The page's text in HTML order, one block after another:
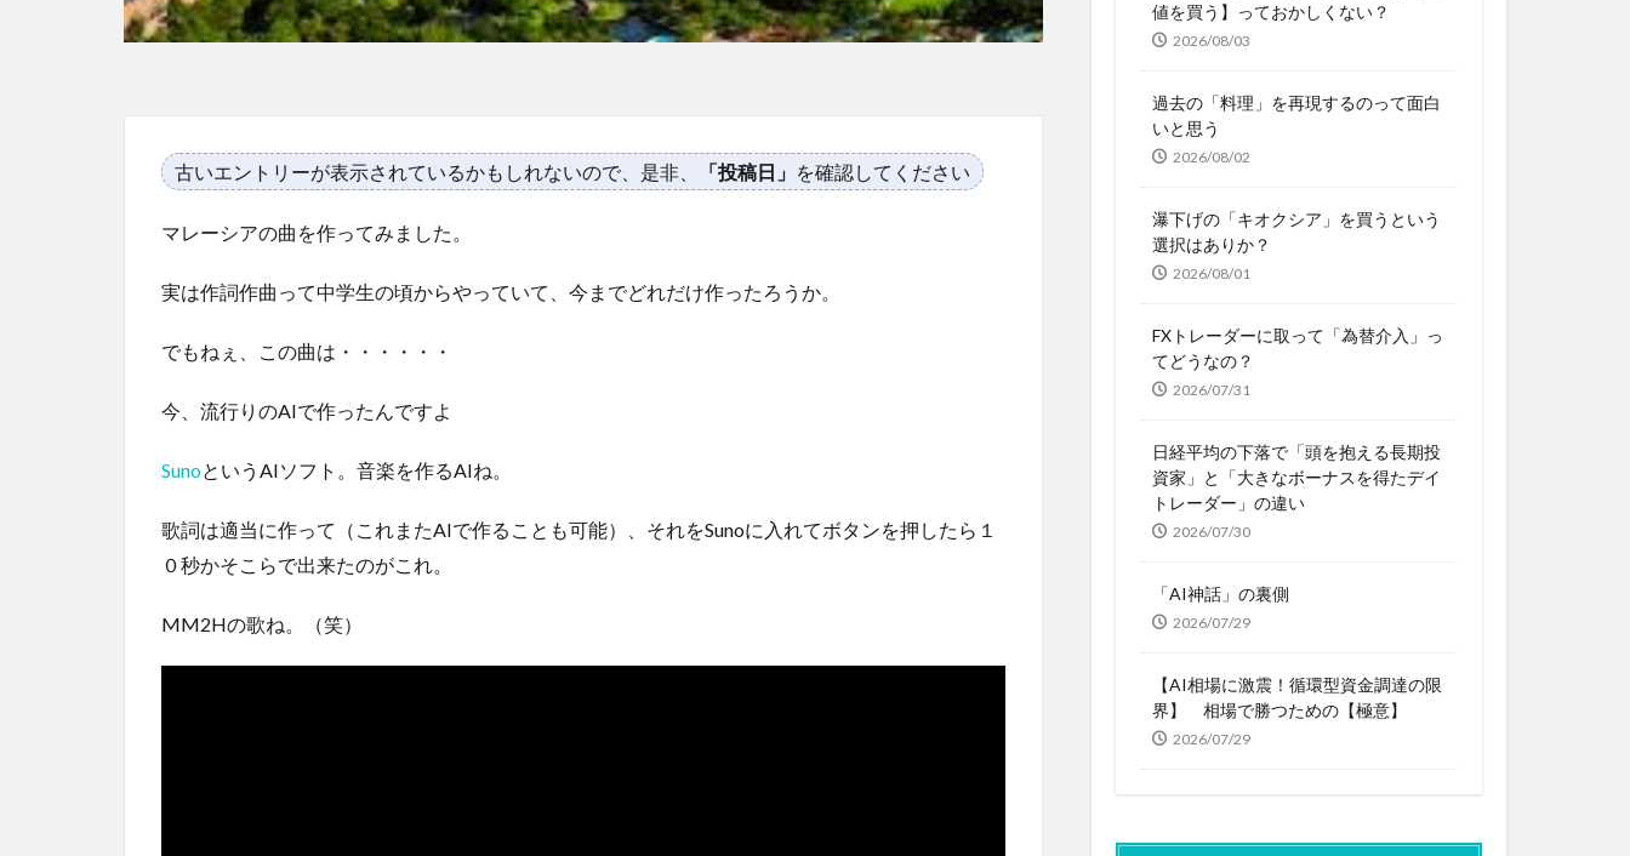
古いエントリーが表示されているかもしれないので、是非、 「投稿日」 を確認してください
マレーシアの曲を作ってみました。
実は作詞作曲って中学生の頃からやっていて、今までどれだけ作ったろうか。
でもねぇ、この曲は・・・・・・
今、流行りのAIで作ったんですよ
SunoというAIソフト。音楽を作るAIね。
歌詞は適当に作って（これまたAIで作ることも可能）、それをSunoに入れてボタンを押したら１
０秒かそこらで出来たのがこれ。
MM2Hの歌ね。（笑）
値を買う】っておかしくない？
2026/08/03
過去の「料理」を再現するのって面白
いと思う
2026/08/02
瀑下げの「キオクシア」を買うという
選択はありか？
2026/08/01
FXトレーダーに取って「為替介入」っ
てどうなの？
2026/07/31
日経平均の下落で「頭を抱える長期投
資家」と「大きなボーナスを得たデイ
トレーダー」の違い
2026/07/30
「AI神話」の裏側
2026/07/29
【AI相場に激震！循環型資金調達の限
界】 相場で勝つための【極意】
2026/07/29